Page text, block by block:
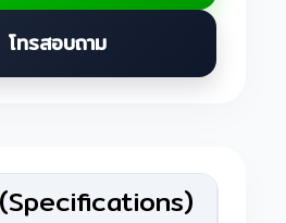
โทรสอบถาม